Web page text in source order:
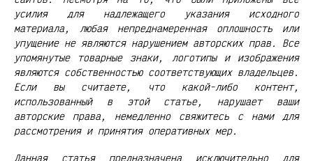
усилия для надлежащего указания исходного
материала, любая непреднамеренная оплошность или
упущение не являются нарушением авторских прав. Все
упомянутые товарные знаки, логотипы и изображения
являются собственностью соответствующих владельцев.
Если вы считаете, что какой-либо контент,
использованный в этой статье, нарушает ваши
авторские права, немедленно свяжитесь с нами для
рассмотрения и принятия оперативных мер.
Данная статья предназначена исключительно для